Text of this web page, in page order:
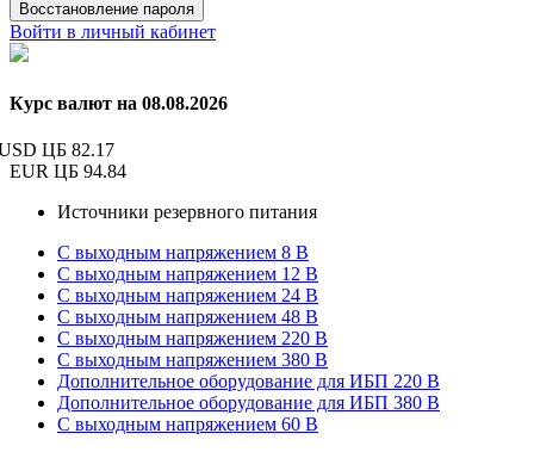
Восстановление пароля
Войти в личный кабинет
Курс валют на 08.08.2026
ЦБ 82.17
EUR ЦБ 94.84
Источники резервного питания
С выходным напряжением 8 В
С выходным напряжением 12 В
С выходным напряжением 24 В
С выходным напряжением 48 В
С выходным напряжением 220 В
С выходным напряжением 380 В
Дополнительное оборудование для ИБП 220 В
Дополнительное оборудование для ИБП 380 В
С выходным напряжением 60 В